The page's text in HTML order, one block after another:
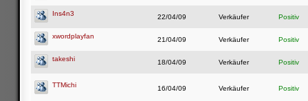
Ins4n3 22/04/09 Verkäufer Positiv
xwordplayfan 21/04/09 Verkäufer Positiv
takeshi 18/04/09 Verkäufer Positiv
TTMichi 16/04/09 Verkäufer Positiv